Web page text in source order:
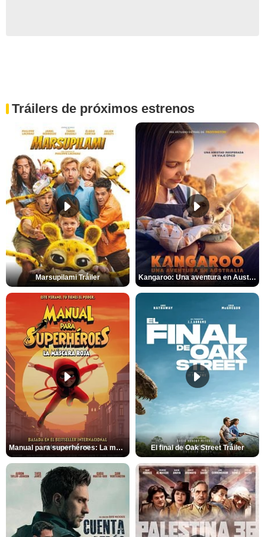
Tráilers de próximos estrenos
Marsupilami Tráiler Kangaroo: Una aventura en Australia Tráiler
Manual para superhéroes: La máscara roja Tráiler El final de Oak Street Tráiler